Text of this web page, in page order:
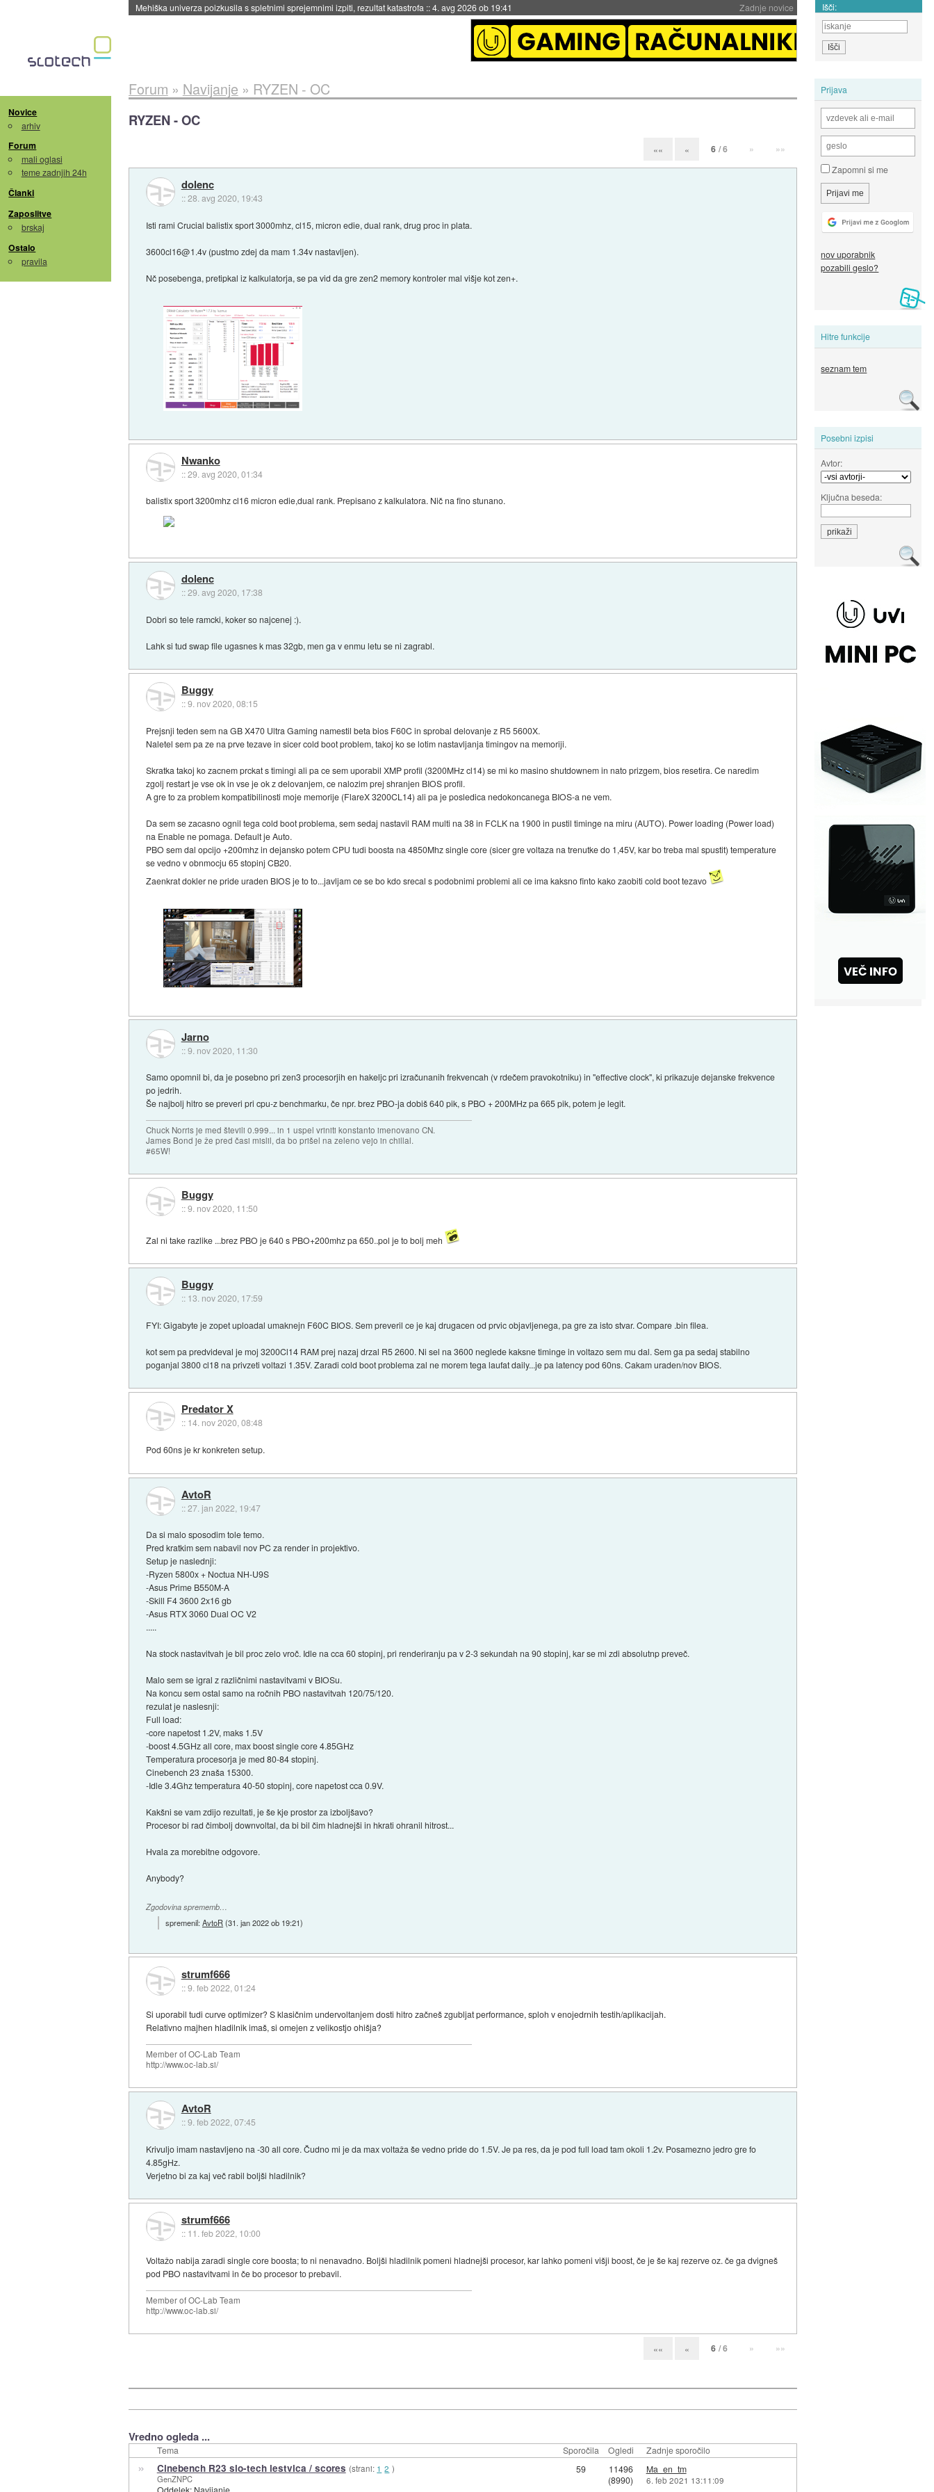
Zadnje novice
Mehiška univerza poizkusila s spletnimi sprejemnimi izpiti, rezultat katastrofa ::4. avg 2026 ob 19:41 Išči:
Novice
arhiv
Forum
mali oglasi
teme zadnjih 24h
Članki
Zaposlitve
brskaj
Ostalo
pravila
Prijava
Zapomni si me
nov uporabnik
pozabili geslo?
Hitre funkcije
seznam tem
Posebni izpisi
Avtor:
Ključna beseda:
Forum » Navijanje » RYZEN - OC
RYZEN - OC
«« « 6 / 6 » »»
dolenc
::28. avg 2020, 19:43
Isti rami Crucial balistix sport 3000mhz, cl15, micron edie, dual rank, drug proc in plata.
3600cl16@1.4v (pustmo zdej da mam 1.34v nastavljen).
Nč posebenga, pretipkal iz kalkulatorja, se pa vid da gre zen2 memory kontroler mal višje kot zen+.
Nwanko
::29. avg 2020, 01:34
balistix sport 3200mhz cl16 micron edie,dual rank. Prepisano z kalkulatora. Nič na fino stunano.
dolenc
::29. avg 2020, 17:38
Dobri so tele ramcki, koker so najcenej :).
Lahk si tud swap file ugasnes k mas 32gb, men ga v enmu letu se ni zagrabl.
Buggy
::9. nov 2020, 08:15
Prejsnji teden sem na GB X470 Ultra Gaming namestil beta bios F60C in sprobal delovanje z R5 5600X.
Naletel sem pa ze na prve tezave in sicer cold boot problem, takoj ko se lotim nastavljanja timingov na memoriji.
Skratka takoj ko zacnem prckat s timingi ali pa ce sem uporabil XMP profil (3200MHz cl14) se mi ko masino shutdownem in nato prizgem, bios resetira. Ce naredim
zgolj restart je vse ok in vse je ok z delovanjem, ce nalozim prej shranjen BIOS profil.
A gre to za problem kompatibilinosti moje memorije (FlareX 3200CL14) ali pa je posledica nedokoncanega BIOS-a ne vem.
Da sem se zacasno ognil tega cold boot problema, sem sedaj nastavil RAM multi na 38 in FCLK na 1900 in pustil timinge na miru (AUTO). Power loading (Power load)
na Enable ne pomaga. Default je Auto.
PBO sem dal opcijo +200mhz in dejansko potem CPU tudi boosta na 4850Mhz single core (sicer gre voltaza na trenutke do 1,45V, kar bo treba mal spustit) temperature
se vedno v obnmocju 65 stopinj CB20.
Zaenkrat dokler ne pride uraden BIOS je to to...javljam ce se bo kdo srecal s podobnimi problemi ali ce ima kaksno finto kako zaobiti cold boot tezavo
Jarno
::9. nov 2020, 11:30
Samo opomnil bi, da je posebno pri zen3 procesorjih en hakeljc pri izračunanih frekvencah (v rdečem pravokotniku) in "effective clock", ki prikazuje dejanske frekvence
po jedrih.
Še najbolj hitro se preveri pri cpu-z benchmarku, če npr. brez PBO-ja dobiš 640 pik, s PBO + 200MHz pa 665 pik, potem je legit.
Chuck Norris je med števili 0.999... in 1 uspel vriniti konstanto imenovano CN.
James Bond je že pred časi mislil, da bo prišel na zeleno vejo in chillal.
#65W!
Buggy
::9. nov 2020, 11:50
Zal ni take razlike ...brez PBO je 640 s PBO+200mhz pa 650..pol je to bolj meh
Buggy
:: 13. nov 2020, 17:59
FYI: Gigabyte je zopet uploadal umaknejn F60C BIOS. Sem preveril ce je kaj drugacen od prvic objavljenega, pa gre za isto stvar. Compare .bin filea.
kot sem pa predvideval je moj 3200Cl14 RAM prej nazaj drzal R5 2600. Ni sel na 3600 neglede kaksne timinge in voltazo sem mu dal. Sem ga pa sedaj stabilno
poganjal 3800 cl18 na privzeti voltazi 1.35V. Zaradi cold boot problema zal ne morem tega laufat daily...je pa latency pod 60ns. Cakam uraden/nov BIOS.
Predator X
:: 14. nov 2020, 08:48
Pod 60ns je kr konkreten setup.
AvtoR
::27. jan 2022, 19:47
Da si malo sposodim tole temo.
Pred kratkim sem nabavil nov PC za render in projektivo.
Setup je naslednji:
-Ryzen 5800x + Noctua NH-U9S
-Asus Prime B550M-A
-Skill F4 3600 2x16 gb
-Asus RTX 3060 Dual OC V2
.....
Na stock nastavitvah je bil proc zelo vroč. Idle na cca 60 stopinj, pri renderiranju pa v 2-3 sekundah na 90 stopinj, kar se mi zdi absolutnp preveč.
Malo sem se igral z različnimi nastavitvami v BIOSu.
Na koncu sem ostal samo na ročnih PBO nastavitvah 120/75/120.
rezulat je naslesnji:
Full load:
-core napetost 1.2V, maks 1.5V
-boost 4.5GHz all core, max boost single core 4.85GHz
Temperatura procesorja je med 80-84 stopinj.
Cinebench 23 znaša 15300.
-Idle 3.4Ghz temperatura 40-50 stopinj, core napetost cca 0.9V.
Kakšni se vam zdijo rezultati, je še kje prostor za izboljšavo?
Procesor bi rad čimbolj downvoltal, da bi bil čim hladnejši in hkrati ohranil hitrost...
Hvala za morebitne odgovore.
Anybody?
Zgodovina sprememb…
spremenil:AvtoR(31. jan 2022 ob 19:21)
strumf666
::9. feb 2022, 01:24
Si uporabil tudi curve optimizer? S klasičnim undervoltanjem dosti hitro začneš zgubljat performance, sploh v enojedrnih testih/aplikacijah.
Relativno majhen hladilnik imaš, si omejen z velikostjo ohišja?
Member of OC-Lab Team
http://www.oc-lab.si/
AvtoR
::9. feb 2022, 07:45
Krivuljo imam nastavljeno na -30 all core. Čudno mi je da max voltaža še vedno pride do 1.5V. Je pa res, da je pod full load tam okoli 1.2v. Posamezno jedro gre fo
4.85gHz.
Verjetno bi za kaj več rabil boljši hladilnik?
strumf666
:: 11. feb 2022, 10:00
Voltažo nabija zaradi single core boosta; to ni nenavadno. Boljši hladilnik pomeni hladnejši procesor, kar lahko pomeni višji boost, če je še kaj rezerve oz. če ga dvigneš
pod PBO nastavitvami in če bo procesor to prebavil.
Member of OC-Lab Team
http://www.oc-lab.si/
«« « 6 / 6 » »»
Vredno ogleda ...
Tema Sporočila Ogledi Zadnje sporočilo
» Cinebench R23 slo-tech lestvica / scores (strani: 1 2 )
GenZNPC
Oddelek: Navijanje
59
11496
(8990)
Ma_en_tm
6. feb 2021 13:11:09